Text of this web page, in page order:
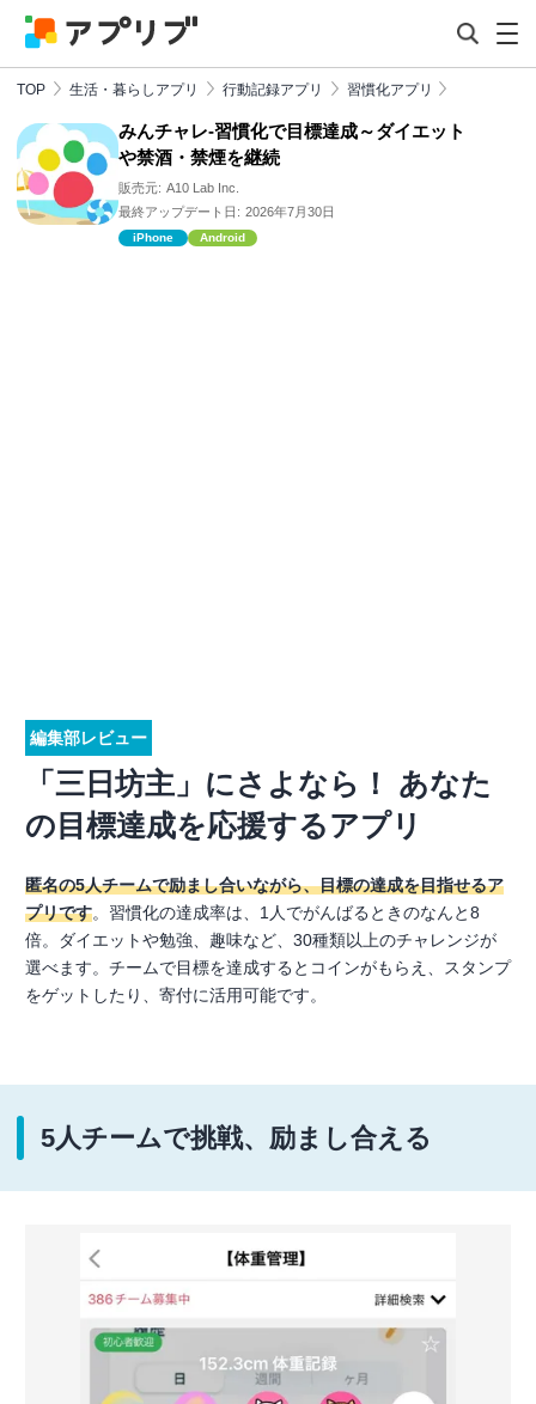
TOP 生活・暮らしアプリ 行動記録アプリ 習慣化アプリ
みんチャレ-習慣化で目標達成～ダイエット
や禁酒・禁煙を継続
販売元: A10 Lab Inc.
最終アップデート日: 2026年7月30日
iPhone Android
編集部レビュー
「三日坊主」にさよなら！ あなた
の目標達成を応援するアプリ
匿名の5人チームで励まし合いながら、目標の達成を目指せるア
プリです。習慣化の達成率は、1人でがんばるときのなんと8
倍。ダイエットや勉強、趣味など、30種類以上のチャレンジが
選べます。チームで目標を達成するとコインがもらえ、スタンプ
をゲットしたり、寄付に活用可能です。
5人チームで挑戦、励まし合える